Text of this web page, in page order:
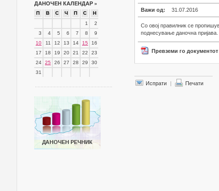
ДАНОЧЕН КАЛЕНДАР »
П В С Ч П С
Н
1
2
3
4 5 6 7 8
9
10
11 12 13 14 15
16
17
18 19 20 21 22
23
24
25 26 27 28 29
30
31
Важи од: 31.07.2016
Со овој правилник се
поднесување даночна пријава.
Превземи го документот
Испрати | Печати